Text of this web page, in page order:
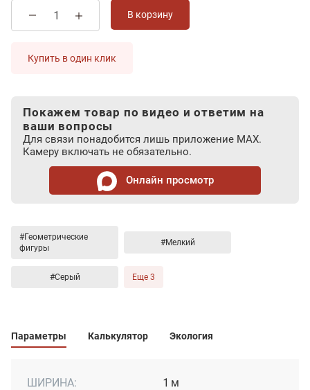
В корзину
Купить в один клик
Покажем товар по видео и ответим на
ваши вопросы
Для связи понадобится лишь приложение MAX.
Камеру включать не обязательно.
Онлайн просмотр
#Геометрические
фигуры
#Мелкий
#Серый Еще 3
Параметры Калькулятор Экология
ШИРИНА: 1 м